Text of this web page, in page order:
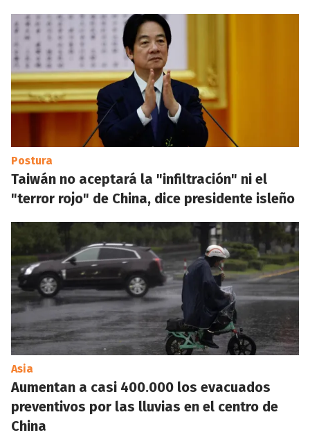
Postura
Taiwán no aceptará la "infiltración" ni el
"terror rojo" de China, dice presidente isleño
Asia
Aumentan a casi 400.000 los evacuados
preventivos por las lluvias en el centro de
China